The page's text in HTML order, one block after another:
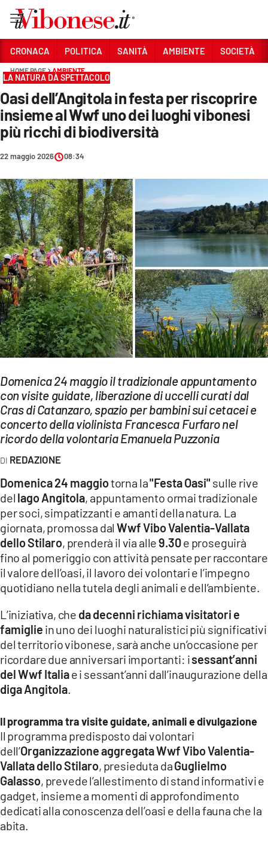
Sezioni
CRONACA
POLITICA
SOCIETÀ
CULTURA
ECONOMIA E LAVORO
EVENTI
SPORT
Streaming
LAC TV
LAC NETWORK
LAC ONAIR
LaC
LACTV.IT
LACONAIR.IT
LACITYMAG.IT
ILREGGINO.IT
ILVIBONESE.IT
CATANZAROCHANNEL.IT
LACAPITALENEWS.IT
ANDROID
APPLE
CRONACA POLITICA SANITÀ AMBIENTE SOCIETÀ
HOME PAGE AMBIENTE
LA NATURA DÀ SPETTACOLO
Oasi dell’Angitola in festa per riscoprire
insieme al Wwf uno dei luoghi vibonesi
più ricchi di biodiversità
22 maggio 2026 08:34
Domenica 24 maggio il tradizionale appuntamento
con visite guidate, liberazione di uccelli curati dal
Cras di Catanzaro, spazio per bambini sui cetacei e
concerto della violinista Francesca Furfaro nel
ricordo della volontaria Emanuela Puzzonia
REDAZIONE
Domenica 24 maggiotorna la"Festa Oasi" sulle rive
del lago Angitola, appuntamento ormai tradizionale
per soci, simpatizzanti e amanti della natura. La
giornata, promossa dalWwf Vibo Valentia-Vallata
dello Stilaro, prenderà il via alle9.30e proseguirà
fino al pomeriggio con attività pensate per raccontare
il valore dell’oasi, il lavoro dei volontari e l’impegno
quotidiano nella tutela degli animali e dell’ambiente.
L’iniziativa, che da decenni richiama visitatori e
famiglie in uno dei luoghi naturalistici più significativi
del territorio vibonese, sarà anche un’occasione per
ricordare due anniversari importanti: isessant’anni
del Wwf Italiae i sessant’anni dall’inaugurazione della
diga Angitola
Il programma tra visite guidate, animali e divulgazione
Il programma predisposto dai volontari
dell’Organizzazione aggregata Wwf Vibo Valentia-
Vallata dello Stilaro, presieduta daGuglielmo
Galasso, prevede l’allestimento di stand informativi e
gadget, insieme a momenti di approfondimento
dedicati alla conoscenza dell’oasi e della fauna che la
abita.